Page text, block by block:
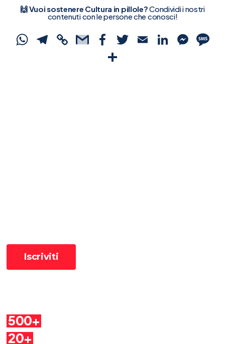
🙌 Vuoi sostenere Cultura in pillole?Condividi i nostri
contenuti con le persone che conosci!
WhatsApp
Telegram
CopyGmailFacebook
Twitter
Email
500+
20+